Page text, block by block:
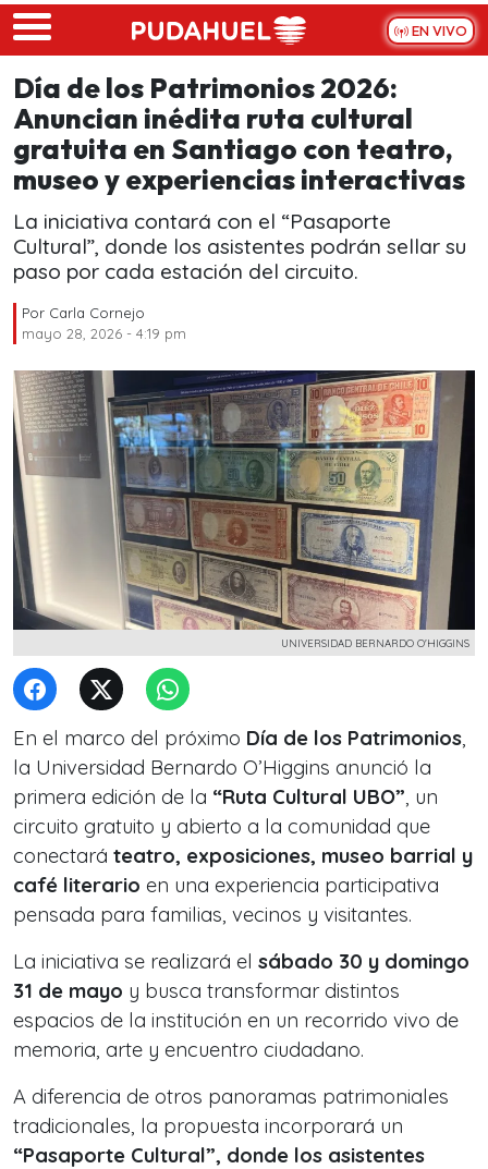
Skip to main content
EN VIVO
Día de los Patrimonios 2026:
Anuncian inédita ruta cultural
gratuita en Santiago con teatro,
museo y experiencias interactivas
La iniciativa contará con el “Pasaporte
Cultural”, donde los asistentes podrán sellar su
paso por cada estación del circuito.
Por Carla Cornejo
mayo 28, 2026 - 4:19 pm
UNIVERSIDAD BERNARDO O'HIGGINS
En el marco del próximo Día de los Patrimonios,
la Universidad Bernardo O’Higgins anunció la
primera edición de la “Ruta Cultural UBO”, un
circuito gratuito y abierto a la comunidad que
conectará teatro, exposiciones, museo barrial y
café literario en una experiencia participativa
pensada para familias, vecinos y visitantes.
La iniciativa se realizará el sábado 30 y domingo
31 de mayo y busca transformar distintos
espacios de la institución en un recorrido vivo de
memoria, arte y encuentro ciudadano.
A diferencia de otros panoramas patrimoniales
tradicionales, la propuesta incorporará un
“Pasaporte Cultural”, donde los asistentes